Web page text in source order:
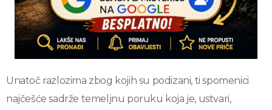
Unatoč razlozima zbog kojih su podizani, ti spomenici
najčešće sadrže temeljnu poruku koja je, ustvari,